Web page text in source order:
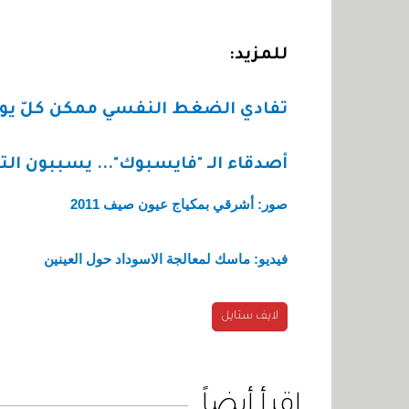
للمزيد:
تفادي الضغط النفسي ممكن كلّ
أصدقاء الـ "فايسبوك"... يسببون
صور: أشرقي بمكياج عيون صيف 2011
فيديو: ماسك لمعالجة الاسوداد حول العينين
لايف ستايل